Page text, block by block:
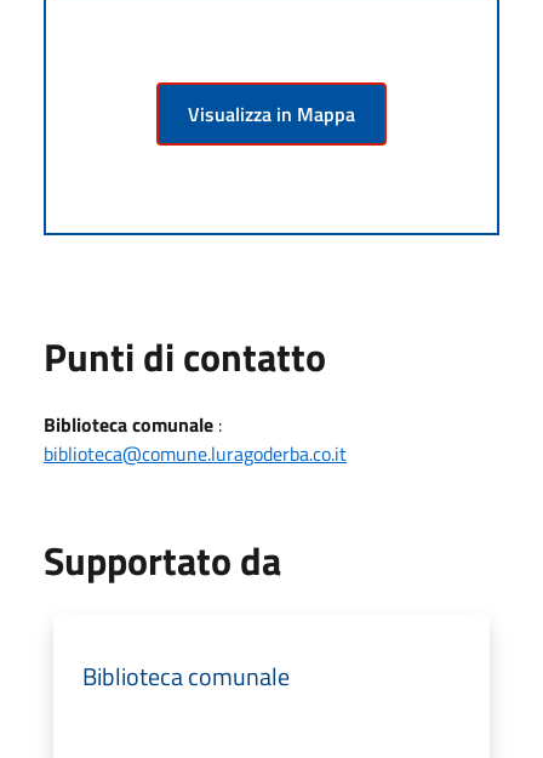
Visualizza in Mappa
Punti di contatto
Biblioteca comunale :
biblioteca@comune.luragoderba.co.it
Supportato da
Biblioteca comunale